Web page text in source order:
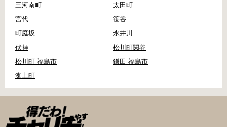
三河南町
太田町
宮代
笹谷
町庭坂
永井川
伏拝
松川町関谷
松川町-福島市
鎌田-福島市
瀬上町